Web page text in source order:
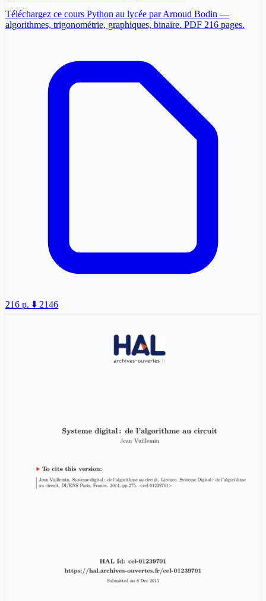
Téléchargez ce cours Python au lycée par Arnoud Bodin —
algorithmes, trigonométrie, graphiques, binaire. PDF 216 pages.
216 p. ⬇️ 2146